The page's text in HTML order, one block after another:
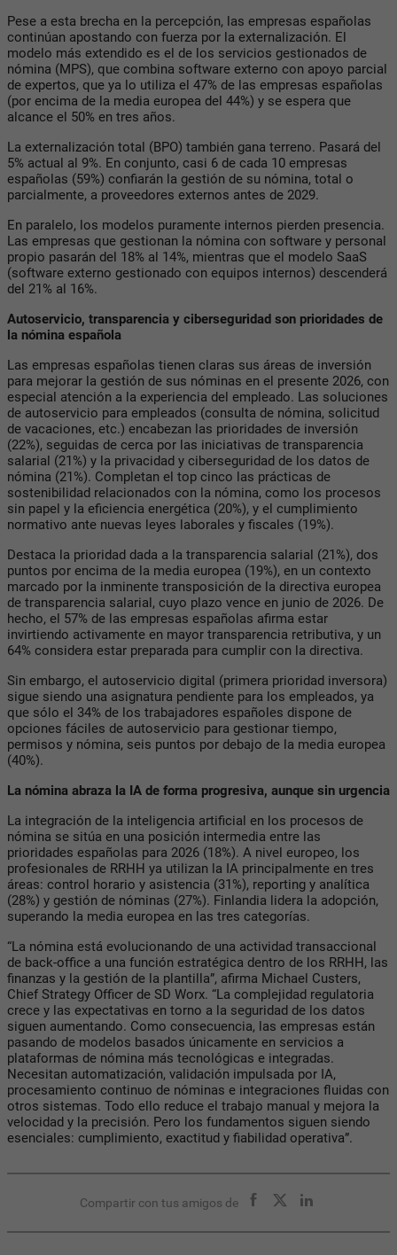
Pese a esta brecha en la percepción, las empresas españolas
continúan apostando con fuerza por la externalización. El
modelo más extendido es el de los servicios gestionados de
nómina (MPS), que combina software externo con apoyo parcial
de expertos, que ya lo utiliza el 47% de las empresas españolas
(por encima de la media europea del 44%) y se espera que
alcance el 50% en tres años.
La externalización total (BPO) también gana terreno. Pasará del
5% actual al 9%. En conjunto, casi 6 de cada 10 empresas
españolas (59%) confiarán la gestión de su nómina, total o
parcialmente, a proveedores externos antes de 2029.
En paralelo, los modelos puramente internos pierden presencia.
Las empresas que gestionan la nómina con software y personal
propio pasarán del 18% al 14%, mientras que el modelo SaaS
(software externo gestionado con equipos internos) descenderá
del 21% al 16%.
Autoservicio, transparencia y ciberseguridad son prioridades de
la nómina española
Las empresas españolas tienen claras sus áreas de inversión
para mejorar la gestión de sus nóminas en el presente 2026, con
especial atención a la experiencia del empleado. Las soluciones
de autoservicio para empleados (consulta de nómina, solicitud
de vacaciones, etc.) encabezan las prioridades de inversión
(22%), seguidas de cerca por las iniciativas de transparencia
salarial (21%) y la privacidad y ciberseguridad de los datos de
nómina (21%). Completan el top cinco las prácticas de
sostenibilidad relacionados con la nómina, como los procesos
sin papel y la eficiencia energética (20%), y el cumplimiento
normativo ante nuevas leyes laborales y fiscales (19%).
Destaca la prioridad dada a la transparencia salarial (21%), dos
puntos por encima de la media europea (19%), en un contexto
marcado por la inminente transposición de la directiva europea
de transparencia salarial, cuyo plazo vence en junio de 2026. De
hecho, el 57% de las empresas españolas afirma estar
invirtiendo activamente en mayor transparencia retributiva, y un
64% considera estar preparada para cumplir con la directiva.
Sin embargo, el autoservicio digital (primera prioridad inversora)
sigue siendo una asignatura pendiente para los empleados, ya
que sólo el 34% de los trabajadores españoles dispone de
opciones fáciles de autoservicio para gestionar tiempo,
permisos y nómina, seis puntos por debajo de la media europea
(40%).
La nómina abraza la IA de forma progresiva, aunque sin urgencia
La integración de la inteligencia artificial en los procesos de
nómina se sitúa en una posición intermedia entre las
prioridades españolas para 2026 (18%). A nivel europeo, los
profesionales de RRHH ya utilizan la IA principalmente en tres
áreas: control horario y asistencia (31%), reporting y analítica
(28%) y gestión de nóminas (27%). Finlandia lidera la adopción,
superando la media europea en las tres categorías.
“La nómina está evolucionando de una actividad transaccional
de back-office a una función estratégica dentro de los RRHH, las
finanzas y la gestión de la plantilla”, afirma Michael Custers,
Chief Strategy Officer de SD Worx. “La complejidad regulatoria
crece y las expectativas en torno a la seguridad de los datos
siguen aumentando. Como consecuencia, las empresas están
pasando de modelos basados únicamente en servicios a
plataformas de nómina más tecnológicas e integradas.
Necesitan automatización, validación impulsada por IA,
procesamiento continuo de nóminas e integraciones fluidas con
otros sistemas. Todo ello reduce el trabajo manual y mejora la
velocidad y la precisión. Pero los fundamentos siguen siendo
esenciales: cumplimiento, exactitud y fiabilidad operativa”.
Compartir con tus amigos de